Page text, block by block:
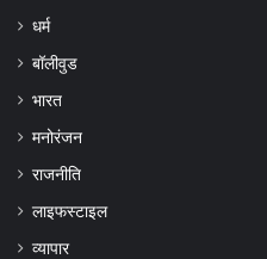
धर्म
बॉलीवुड
भारत
मनोरंजन
राजनीति
लाइफस्टाइल
व्यापार